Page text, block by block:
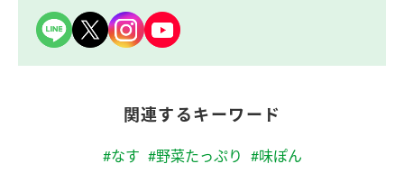
関連するキーワード
#なす #野菜たっぷり #味ぽん